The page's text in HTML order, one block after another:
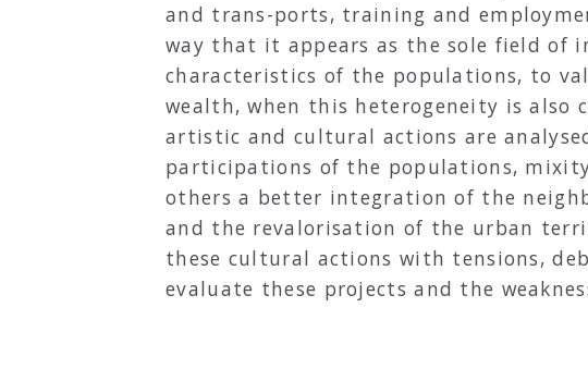
and trans-ports, training and
way that it appears as the sole field of
characteristics of the populations, to
wealth, when this heterogeneity is also
artistic and cultural actions are
participations of the populations,
others a better integration of the
and the revalorisation of the urban
these cultural actions with tensions,
evaluate these projects and the